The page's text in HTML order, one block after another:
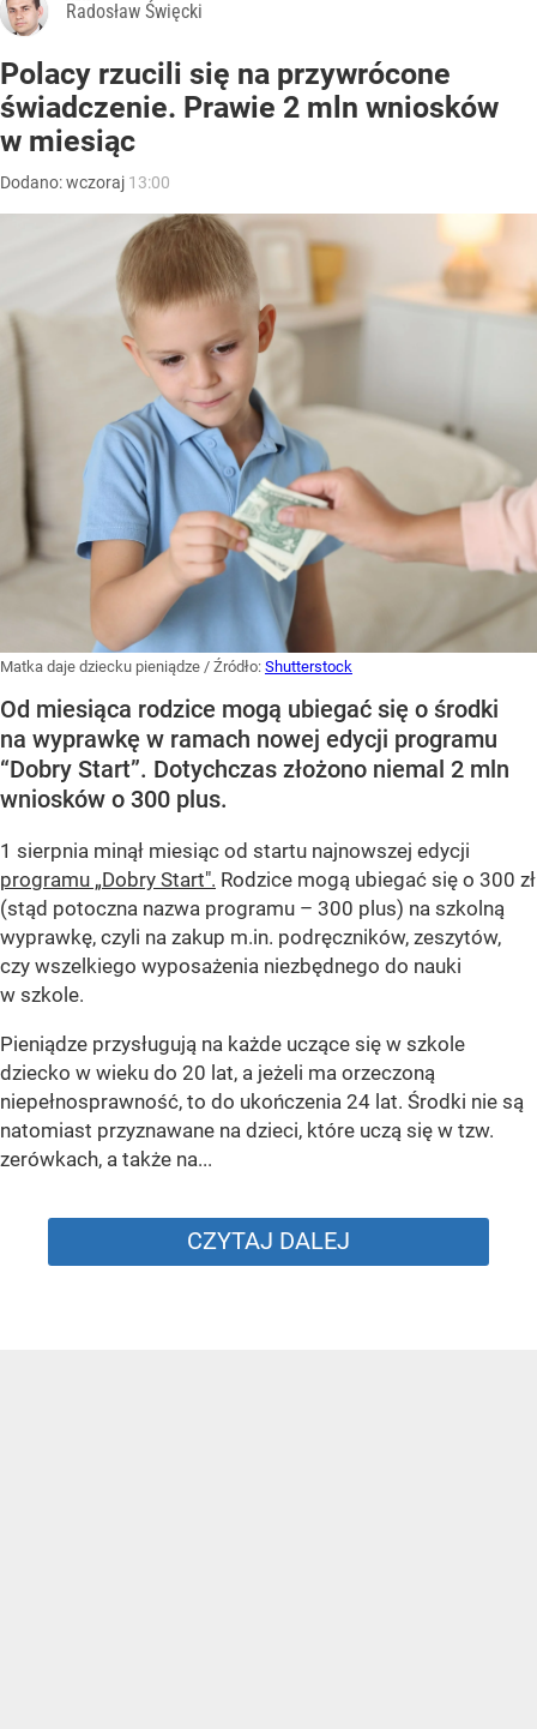
Radosław Święcki
Polacy rzucili się na przywrócone
świadczenie. Prawie 2 mln wniosków
w miesiąc
Dodano:wczoraj 13:00
Matka daje dziecku pieniądze / Źródło: Shutterstock
Od miesiąca rodzice mogą ubiegać się o środki
na wyprawkę w ramach nowej edycji programu
“Dobry Start”. Dotychczas złożono niemal 2 mln
wniosków o 300 plus.
1 sierpnia minął miesiąc od startu najnowszej edycji
programu „Dobry Start". Rodzice mogą ubiegać się o 300 zł
(stąd potoczna nazwa programu – 300 plus) na szkolną
wyprawkę, czyli na zakup m.in. podręczników, zeszytów,
czy wszelkiego wyposażenia niezbędnego do nauki
w szkole.
Pieniądze przysługują na każde uczące się w szkole
dziecko w wieku do 20 lat, a jeżeli ma orzeczoną
niepełnosprawność, to do ukończenia 24 lat. Środki nie są
natomiast przyznawane na dzieci, które uczą się w tzw.
zerówkach, a także na...
CZYTAJ DALEJ